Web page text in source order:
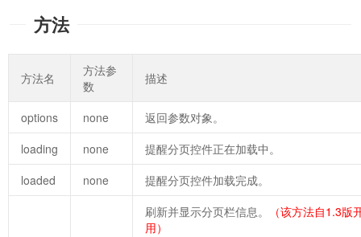
方法
方法名
方法参
数
描述
options none
返回参数对象。
loading
none
提醒分页控件正在加载中。
loaded
none 提醒分页控件加载完成。
刷新并显示分页栏信息。
（该方法自1.3版
用）